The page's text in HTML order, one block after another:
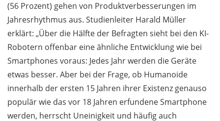
(56 Prozent) gehen von Produktverbesserungen im
Jahresrhythmus aus. Studienleiter Harald Müller
erklärt: „Über die Hälfte der Befragten sieht bei den KI-
Robotern offenbar eine ähnliche Entwicklung wie bei
Smartphones voraus: Jedes Jahr werden die Geräte
etwas besser. Aber bei der Frage, ob Humanoide
innerhalb der ersten 15 Jahren ihrer Existenz genauso
populär wie das vor 18 Jahren erfundene Smartphone
werden, herrscht Uneinigkeit und häufig auch